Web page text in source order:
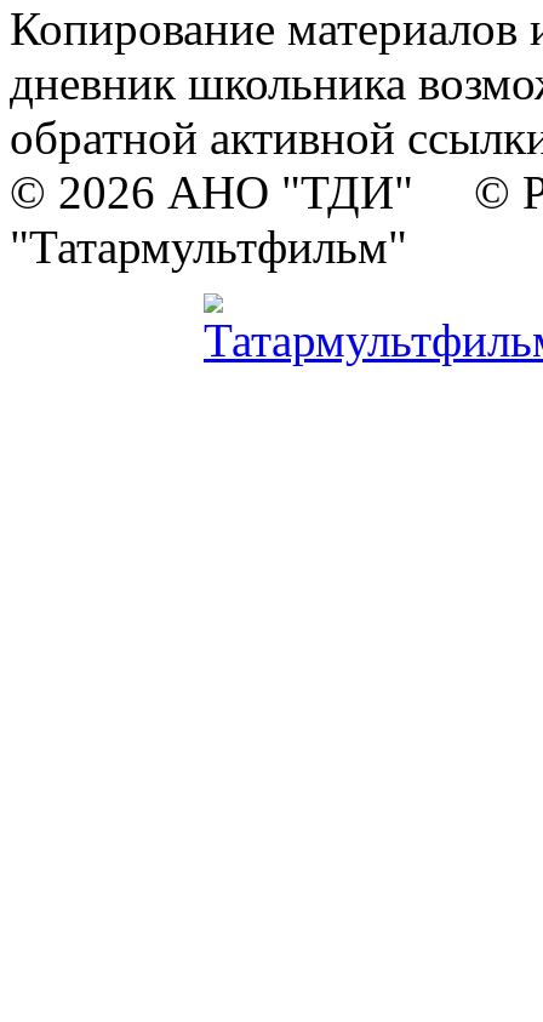
Копирование материалов
дневник школьника
обратной активной
© 2026 АНО "ТДИ" ©
"Татармультфильм"